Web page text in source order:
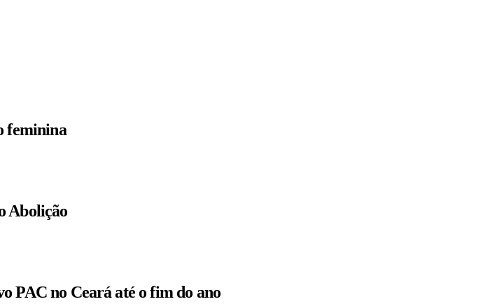
feminina
Abolição
PAC no Ceará até o fim do ano